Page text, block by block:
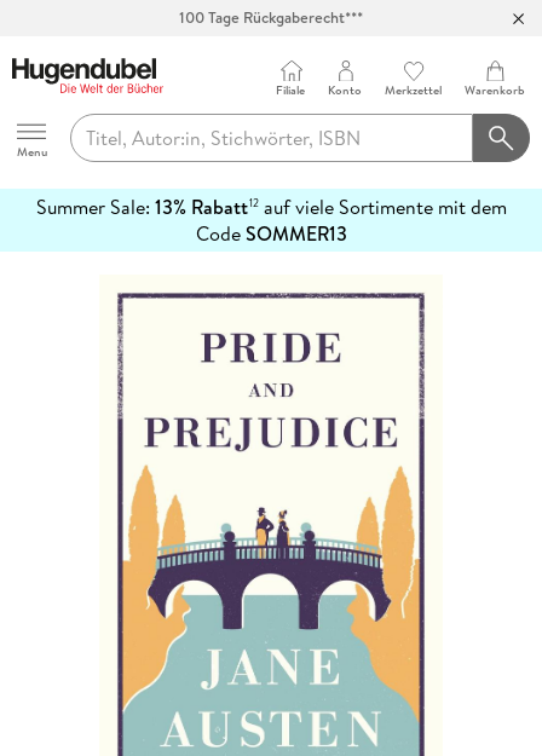
Hugendubel
Menu
Filiale Konto Merkzettel Warenkorb
Summer Sale: 13% Rabatt12auf viele Sortimente mit dem
CodeSOMMER13
erfahren